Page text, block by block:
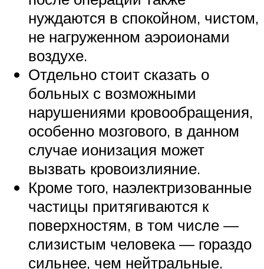
нуждаются в спокойном, чистом,
не нагруженном аэроионами
воздухе.
Отдельно стоит сказать о
больных с возможными
нарушениями кровообращения,
особенно мозгового, в данном
случае ионизация может
вызвать кровоизлияние.
Кроме того, наэлектризованные
частицы притягиваются к
поверхностям, в том числе —
слизистым человека — гораздо
сильнее, чем нейтральные.